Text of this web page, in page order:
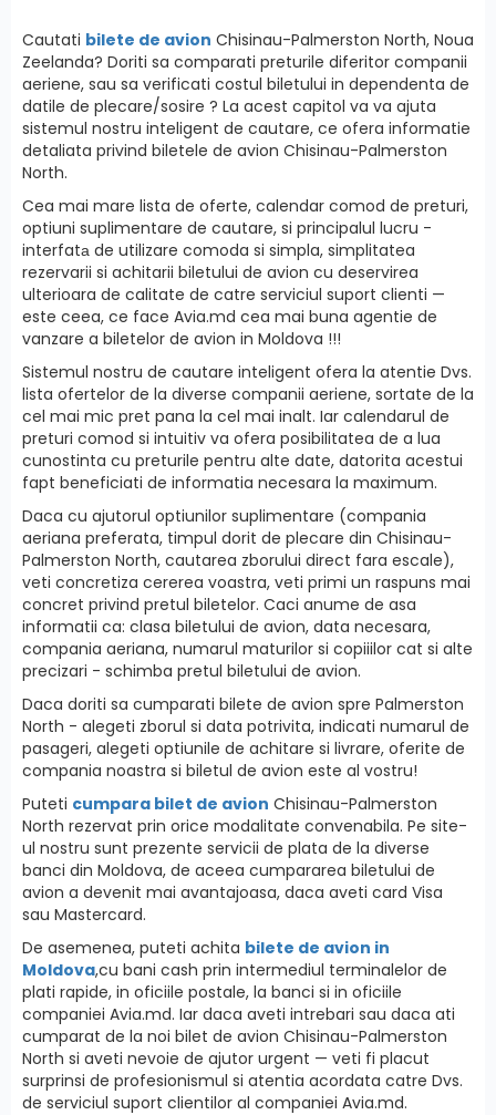
Cautati bilete de avion Chisinau-Palmerston North, Noua
Zeelanda? Doriti sa comparati preturile diferitor companii
aeriene, sau sa verificati costul biletului in dependenta de
datile de plecare/sosire ? La acest capitol va va ajuta
sistemul nostru inteligent de cautare, ce ofera informatie
detaliata privind biletele de avion Chisinau-Palmerston
North.
Cea mai mare lista de oferte, calendar comod de preturi,
optiuni suplimentare de cautare, si principalul lucru -
interfatа de utilizare comoda si simpla, simplitatea
rezervarii si achitarii biletului de avion cu deservirea
ulterioara de calitate de catre serviciul suport clienti —
este ceea, ce face Avia.md cea mai buna agentie de
vanzare a biletelor de avion in Moldova !!!
Sistemul nostru de cautare inteligent ofera la atentie Dvs.
lista ofertelor de la diverse companii aeriene, sortate de la
cel mai mic pret pana la cel mai inalt. Iar calendarul de
preturi comod si intuitiv va ofera posibilitatea de a lua
cunostinta cu preturile pentru alte date, datorita acestui
fapt beneficiati de informatia necesara la maximum.
Daca cu ajutorul optiunilor suplimentare (compania
aeriana preferata, timpul dorit de plecare din Chisinau-
Palmerston North, cautarea zborului direct fara escale),
veti concretiza cererea voastra, veti primi un raspuns mai
concret privind pretul biletelor. Caci anume de asa
informatii ca: clasa biletului de avion, data necesara,
compania aeriana, numarul maturilor si copiiilor cat si alte
precizari - schimba pretul biletului de avion.
Daca doriti sa cumparati bilete de avion spre Palmerston
North - alegeti zborul si data potrivita, indicati numarul de
pasageri, alegeti optiunile de achitare si livrare, oferite de
compania noastra si biletul de avion este al vostru!
Puteti cumpara bilet de avion Chisinau-Palmerston
North rezervat prin orice modalitate convenabila. Pe site-
ul nostru sunt prezente servicii de plata de la diverse
banci din Moldova, de aceea cumpararea biletului de
avion a devenit mai avantajoasa, daca aveti card Visa
sau Mastercard.
De asemenea, puteti achita bilete de avion in
Moldova,cu bani cash prin intermediul terminalelor de
plati rapide, in oficiile postale, la banci si in oficiile
companiei Avia.md. Iar daca aveti intrebari sau daca ati
cumparat de la noi bilet de avion Chisinau-Palmerston
North si aveti nevoie de ajutor urgent — veti fi placut
surprinsi de profesionismul si atentia acordata catre Dvs.
de serviciul suport clientilor al companiei Avia.md.